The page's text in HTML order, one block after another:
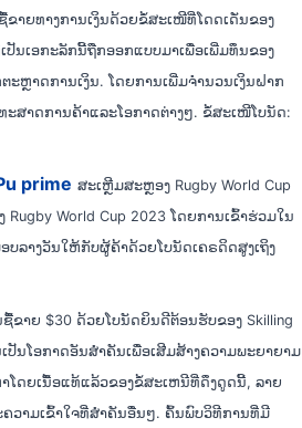
ຂາຍທາງການເງິນດ້ວຍຂໍ້ສະເໜີທີ່ໂດດເດັ່ນຂອງ
ປັນເອກະລັກນີ້ຖືກອອກແບບມາເພື່ອເພີ່ມທຶນຂອງ
ຫຼາດການເງິນ. ໂດຍການເພີ່ມຈໍານວນເງິນຝາກ
ສາດການຄ້າແລະໂອກາດຕ່າງໆ. ຂໍ້ສະເໜີໂບນັດ:
prime ສະເຫຼີມສະຫຼອງ Rugby World Cup
World Cup 2023 ໂດຍການເຂົ້າຮ່ວມໃນ
ບລາງວັນໃຫ້ກັບຜູ້ຄ້າດ້ວຍໂບນັດເຄຣດິດສູງເຖິງ
ຂາຍ $30 ດ້ວຍໂບນັດຍິນດີຕ້ອນຮັບຂອງ Skilling
ນໂອກາດອັນສຳຄັນເພື່ອເສີມສ້າງຄວາມພະຍາຍາມ
ດຍເນື້ອແທ້ແລ້ວຂອງຂໍ້ສະເຫນີທີ່ດຶງດູດນີ້, ລາຍ
ວາມເຂົ້າໃຈທີ່ສໍາຄັນອື່ນໆ. ຄົ້ນພົບວິທີການທີ່ມີ